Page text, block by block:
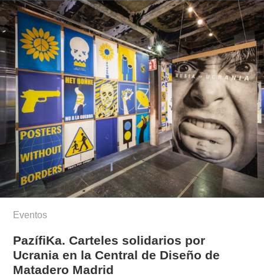
Eventos
PazífiKa. Carteles solidarios por
Ucrania en la Central de Diseño de
Matadero Madrid